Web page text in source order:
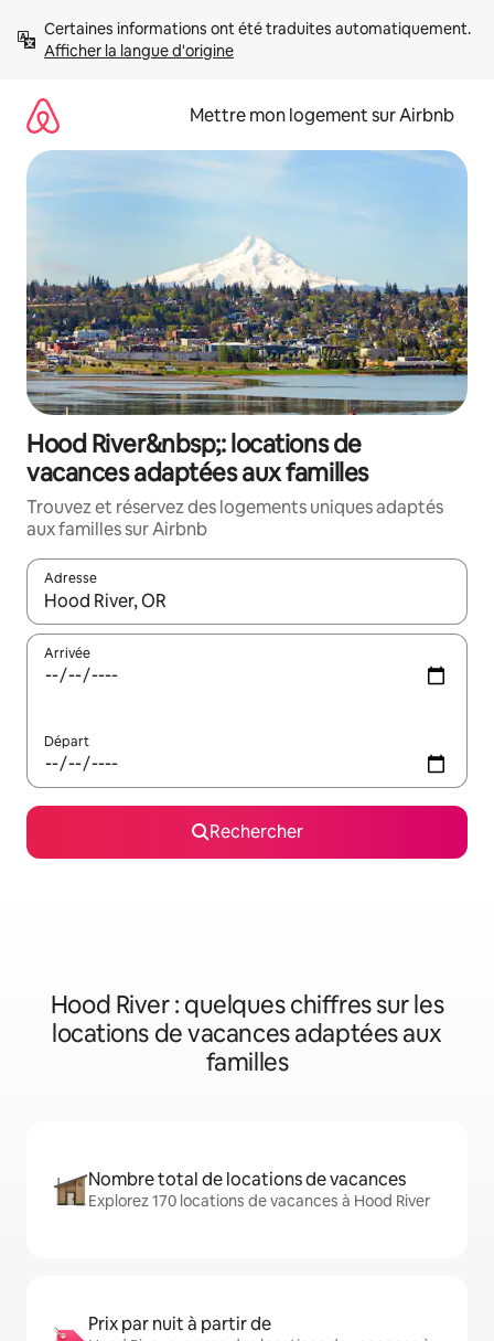
directement
Afficher la langue d'origine
Mettre mon logement sur Airbnb
Hood River&nbsp;: locations de
vacances adaptées aux familles
Trouvez et réservez des logements uniques adaptés
aux familles sur Airbnb
Adresse
Lorsque les résultats s'affichent, utilisez les flèches vers le
Arrivée
Départ
Rechercher
Hood River : quelques chiffres sur les
locations de vacances adaptées aux
familles
Nombre total de locations de vacances
Explorez 170 locations de vacances à Hood River
Prix par nuit à partir de